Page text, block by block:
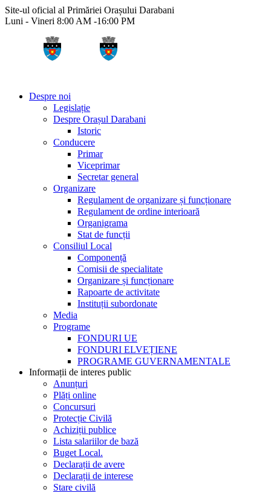
Site-ul oficial al Primăriei Orașului Darabani
Luni - Vineri 8:00 AM -16:00 PM
Despre noi
Legislație
Despre Orașul Darabani
Istoric
Conducere
Primar
Viceprimar
Secretar general
Organizare
Regulament de organizare și funcționare
Regulament de ordine interioară
Organigrama
Stat de funcții
Consiliul Local
Componență
Comisii de specialitate
Organizare și funcționare
Rapoarte de activitate
Instituții subordonate
Media
Programe
FONDURI UE
FONDURI ELVEȚIENE
PROGRAME GUVERNAMENTALE
Informații de interes public
Anunțuri
Plăți online
Concursuri
Protecție Civilă
Achiziții publice
Lista salariilor de bază
Buget Local.
Declarații de avere
Declarații de interese
Stare civilă